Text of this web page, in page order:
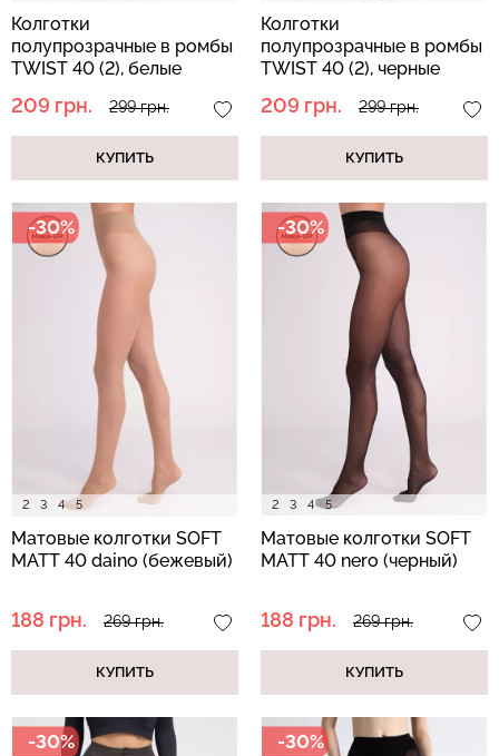
Колготки
полупрозрачные в ромбы
TWIST 40 (2), белые
209 грн. 299 грн.
КУПИТЬ
Колготки
полупрозрачные в ромбы
TWIST 40 (2), черные
209 грн. 299 грн.
КУПИТЬ
2 3 4 5
-30%
Матовые колготки SOFT
MATT 40 daino (бежевый)
188 грн. 269 грн.
КУПИТЬ
2 3 4 5
-30%
Матовые колготки SOFT
MATT 40 nero (черный)
188 грн. 269 грн.
КУПИТЬ
-30% -30%
Топ на бретелях в рубчик
CAMI TOP RIB white
(белый) Giulia
299 грн.499 грн.
Бесшовный топ на тонких
бретелях CAMI TOP
(белый) Giulia
399 грн.